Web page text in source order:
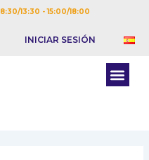
8:30/13:30 - 15:00/18:00
INICIAR SESIÓN